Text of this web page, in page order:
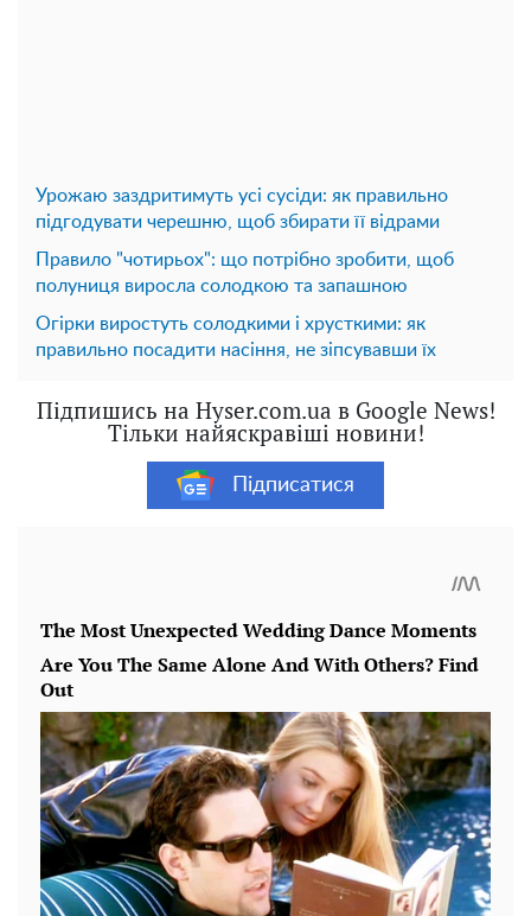
Урожаю заздритимуть усі сусіди: як правильно
підгодувати черешню, щоб збирати її відрами
Правило "чотирьох": що потрібно зробити, щоб
полуниця виросла солодкою та запашною
Огірки виростуть солодкими і хрусткими: як
правильно посадити насіння, не зіпсувавши їх
Підпишись на Hyser.com.ua в Google News!
Тільки найяскравіші новини!
Підписатися